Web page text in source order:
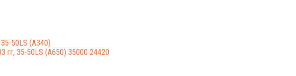
50LS (A340)
гг, 35-50LS (A650) 35000 24420